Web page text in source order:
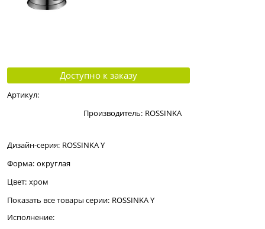
Доступно к заказу
Артикул:
Производитель: ROSSINKA
Дизайн-серия: ROSSINKA Y
Форма: округлая
Цвет: хром
Показать все товары серии: ROSSINKA Y
Исполнение: